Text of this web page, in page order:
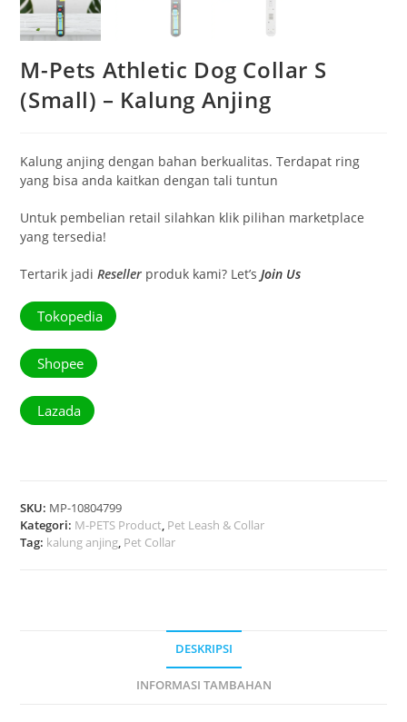
M-Pets Athletic Dog Collar S
(Small) – Kalung Anjing
Kalung anjing dengan bahan berkualitas. Terdapat ring
yang bisa anda kaitkan dengan tali tuntun
Untuk pembelian retail silahkan klik pilihan marketplace
yang tersedia!
Tertarik jadiReseller produk kami? Let’sJoin Us
Tokopedia
Shopee
Lazada
SKU: MP-10804799
Kategori: M-PETS Product, Pet Leash & Collar
Tag: kalung anjing, Pet Collar
DESKRIPSI
INFORMASI TAMBAHAN